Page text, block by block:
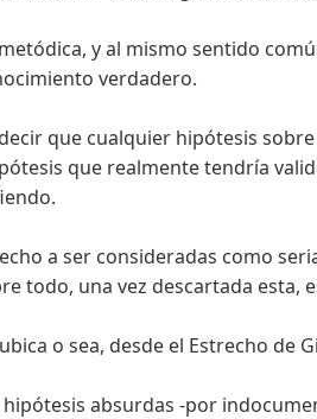
y al mismo sentido
verdadero.
que cualquier hipótesis
que realmente tendría
a ser consideradas como
todo, una vez descartada
o sea, desde el Estrecho de
absurdas -por